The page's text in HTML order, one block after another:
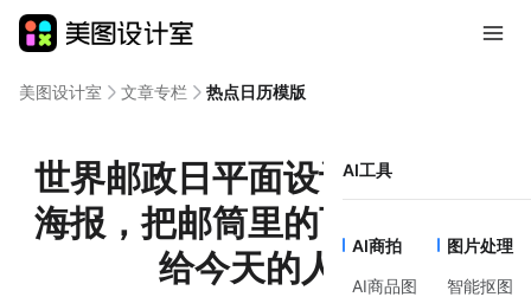
AI工具
AI商拍
AI商品图
图片处理
智能抠图
美图设计室 文章专栏 热点日历模版
世界邮政日平面设计：用一张
海报，把邮筒里的百年故事讲
给今天的人听